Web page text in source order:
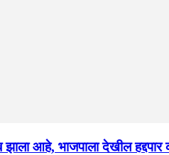
झाला आहे, भाजपाला देखील